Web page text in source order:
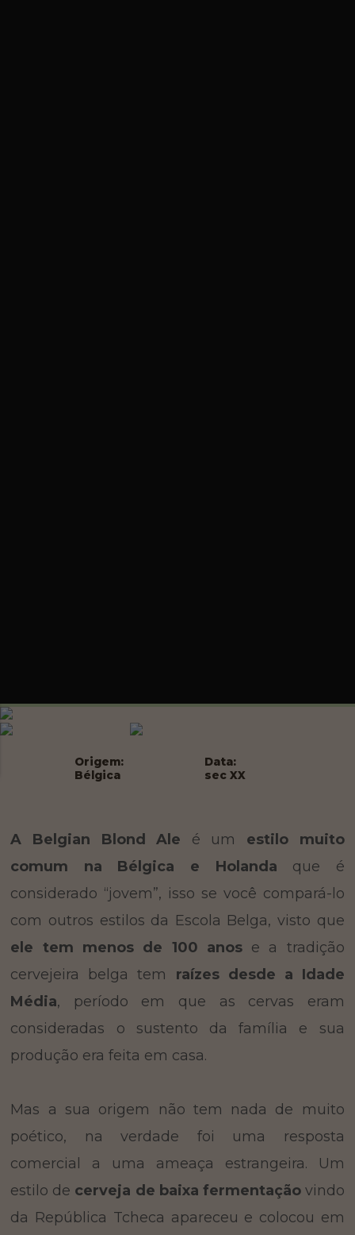
Origem:
Bélgica
Data:
sec XX
A Belgian Blond Ale é um estilo muito
comum na Bélgica e Holanda que é
considerado “jovem”, isso se você compará-lo
com outros estilos da Escola Belga, visto que
ele tem menos de 100 anose a tradição
cervejeira belga tem raízes desde a Idade
Média, período em que as cervas eram
consideradas o sustento da família e sua
produção era feita em casa.
Mas a sua origem não tem nada de muito
poético, na verdade foi uma resposta
comercial a uma ameaça estrangeira. Um
estilo de cerveja de baixa fermentaçãovindo
da República Tcheca apareceu e colocou em